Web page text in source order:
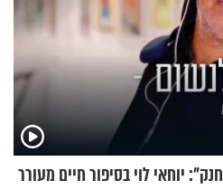
יוחאי לוי בסיפור חיים מעורר